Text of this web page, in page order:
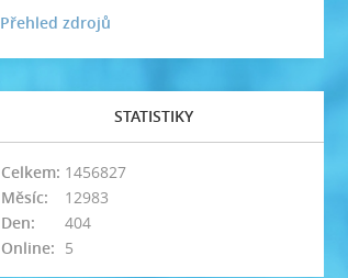
Přehled zdrojů
STATISTIKY
Online: 5
Celkem: 1456827
Měsíc:
12983
Den:
404